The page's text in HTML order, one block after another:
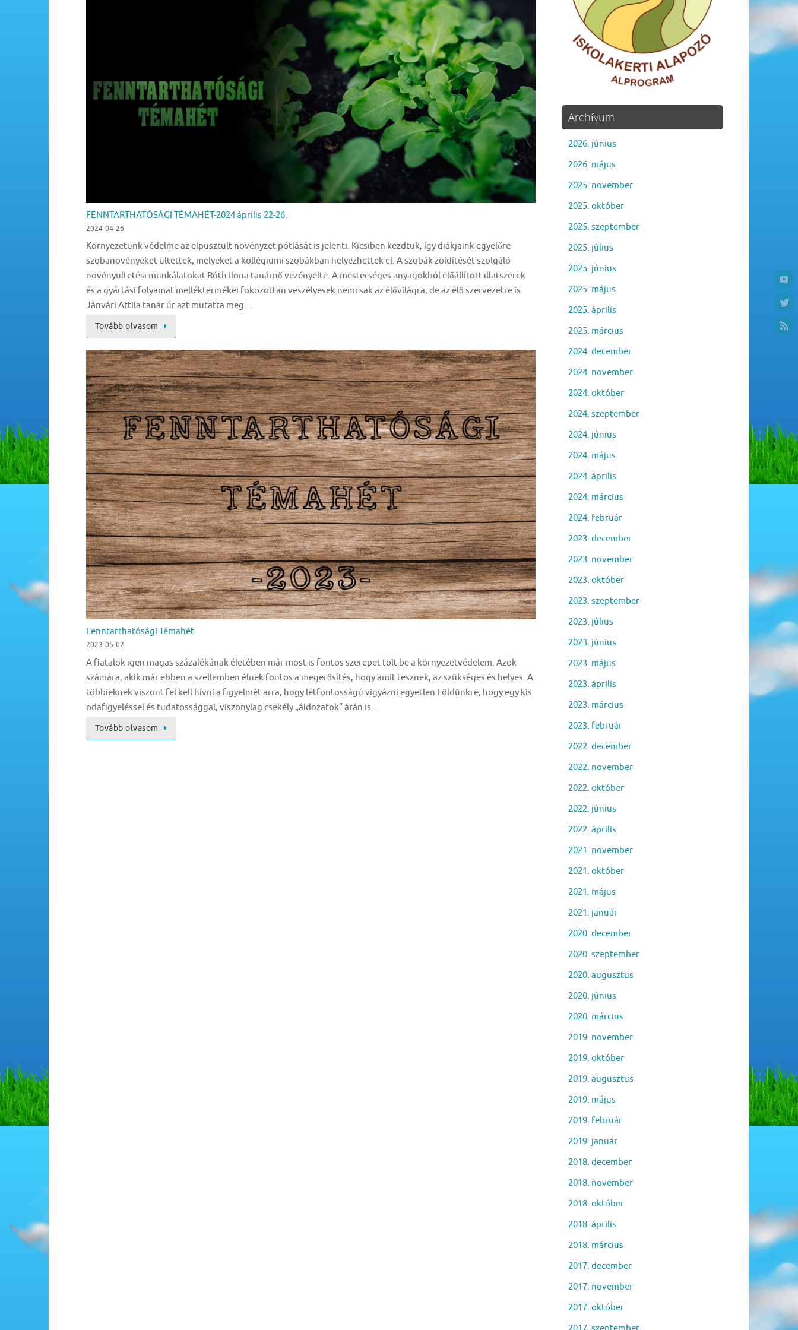
FENNTARTHATÓSÁGI TÉMAHÉT-2024 április 22-26.
2024-04-26
Környezetünk védelme az elpusztult növényzet pótlását is jelenti. Kicsiben kezdtük, így diákjaink egyelőre
szobanövényeket ültettek, melyeket a kollégiumi szobákban helyezhettek el. A szobák zöldítését szolgáló
növényültetési munkálatokat Róth Ilona tanárnő vezényelte. A mesterséges anyagokból előállított illatszerek
és a gyártási folyamat melléktermékei fokozottan veszélyesek nemcsak az élővilágra, de az élő szervezetre is.
Jánvári Attila tanár úr azt mutatta meg…
Tovább olvasom
Fenntarthatósági Témahét
2023-05-02
A fiatalok igen magas százalékának életében már most is fontos szerepet tölt be a környezetvédelem. Azok
számára, akik már ebben a szellemben élnek fontos a megerősítés, hogy amit tesznek, az szükséges és helyes. A
többieknek viszont fel kell hívni a figyelmét arra, hogy létfontosságú vigyázni egyetlen Földünkre, hogy egy kis
odafigyeléssel és tudatossággal, viszonylag csekély „áldozatok” árán is…
Tovább olvasom
Archívum
2026. június
2026. május
2025. november
2025. október
2025. szeptember
2025. július
2025. június
2025. május
2025. április
2025. március
2024. december
2024. november
2024. október
2024. szeptember
2024. június
2024. május
2024. április
2024. március
2024. február
2023. december
2023. november
2023. október
2023. szeptember
2023. július
2023. június
2023. május
2023. április
2023. március
2023. február
2022. december
2022. november
2022. október
2022. június
2022. április
2021. november
2021. október
2021. május
2021. január
2020. december
2020. szeptember
2020. augusztus
2020. június
2020. március
2019. november
2019. október
2019. augusztus
2019. május
2019. február
2019. január
2018. december
2018. november
2018. október
2018. április
2018. március
2017. december
2017. november
2017. október